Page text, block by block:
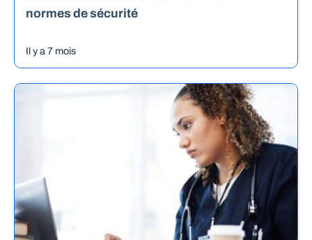
normes de sécurité
Il y a 7 mois